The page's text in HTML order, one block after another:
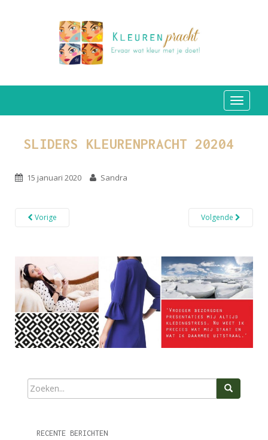
SLIDERS KLEURENPRACHT 20204
15 januari 2020 Sandra
Vorige Volgende
RECENTE BERICHTEN